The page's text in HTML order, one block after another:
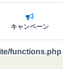
キャンペーン
functions.php